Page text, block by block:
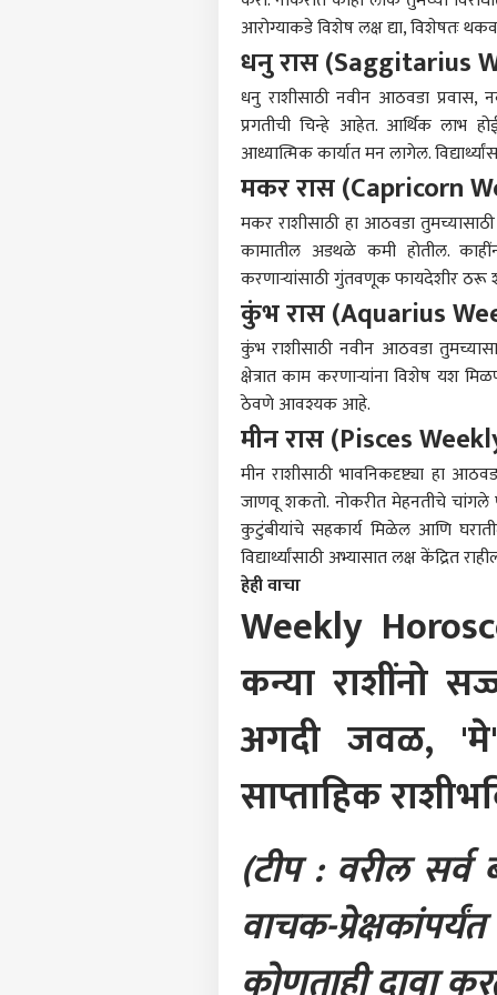
आरोग्याकडे विशेष लक्ष द्या, विशेषतः
धनु रास (Saggitarius
धनु राशीसाठी नवीन आठवडा
प्रगतीची चिन्हे आहेत. आर्थिक लाभ
आध्यात्मिक कार्यात मन लागेल.
मकर रास (Capricorn
मकर राशीसाठी हा आठवडा
कामातील अडथळे कमी होतील.
करणाऱ्यांसाठी गुंतवणूक फायदेशीर
कुंभ रास (Aquarius
कुंभ राशीसाठी नवीन आठवडा
क्षेत्रात काम करणाऱ्यांना विशेष यश
ठेवणे आवश्यक आहे.
मीन रास (Pisces
मीन राशीसाठी भावनिकदृष्ट्या हा
जाणवू शकतो. नोकरीत मेहनतीचे
कुटुंबीयांचे सहकार्य मिळेल आणि
विद्यार्थ्यांसाठी अभ्यासात लक्ष केंद्रित
हेही वाचा
Weekly
कन्या राशींनो
अगदी जवळ,
साप्ताहिक
(टीप : वरील सर्व
वाचक-
हॅलो गेस्ट
आमच्यासोबत जाहिरात करा
प्रायव्हसी पॉलिसी
संपर्क साधा
करिअर
फीडबॅक
Old
आणि